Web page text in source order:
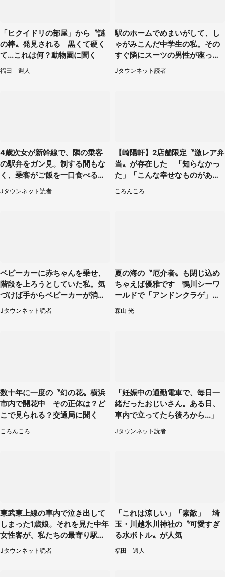
「ヒクイドリの部屋」から〝謎
の棒〟発見される 黒くて硬く
て...これは何？動物園に聞く
福田 週人
駅のホームでめまいがして、し
ゃがみこんだ中学生の私。その
すぐ隣にスーツの男性が座って
きて（千葉県・20代女性）
Jタウンネット読者
4歳次女が新幹線で、隣の乗客
の駅弁をガン見。制する間もな
く、乗客がご飯を一口食べると
（茨城県・50代女性）
Jタウンネット読者
【崎陽軒】2店舗限定〝激レア弁
当〟が存在した 「知らなかっ
た」「こんな幸せなものがあっ
ころんころ
ベビーカーに赤ちゃんを乗せ、
階段を上ろうとしていた私。気
づけば手からベビーカーが消え
ていて（神奈川県・60代女性）
Jタウンネット読者
夏の海の〝厄介者〟も閉じ込め
ちゃえば優雅です 鴨川シーワ
ールドで「アンドンクラゲ」期
間限定展示【7／29～】
森山 光
数十年に一度の〝幻の花〟横浜
市内で開花中 その正体は？ど
こで見られる？交通局に聞く
ころんころ
「妊娠中の通勤電車で、毎日一
緒だったおじいさん。ある日、
車内で立ってたら後ろから...」
Jタウンネット読者
東武東上線の車内で泣き出して
しまった1歳娘。それを見た中年
女性客が、私たちの最寄り駅ま
でずっと（埼玉県・30代女性）
Jタウンネット読者
「これは涼しい」「素敵」 埼
玉・川越氷川神社の〝可愛すぎ
る水ボトル〟が人気
福田 週人